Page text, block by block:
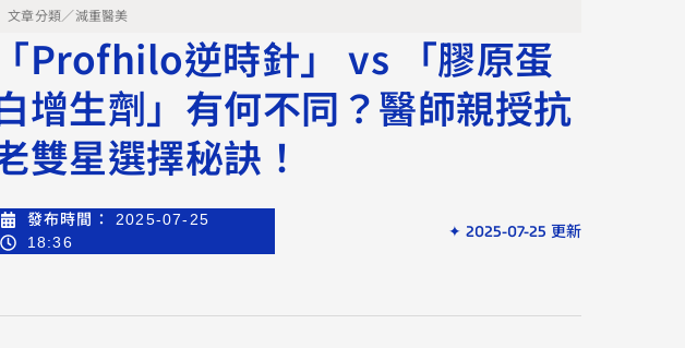
文章分類／減重醫美
「Profhilo逆時針」 vs 「膠原蛋
增生劑」有何不同？醫師親授抗
雙星選擇秘訣！
發布時間：
2025-07-25
18:36
✦ 2025-07-25 更新